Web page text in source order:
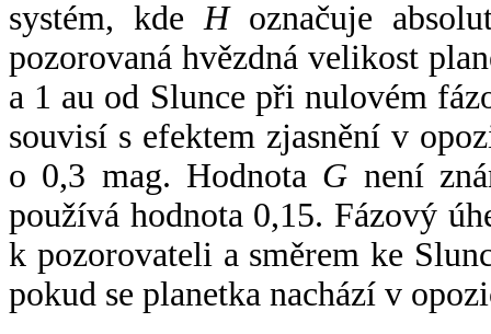
systém, kde Hoznačuje
pozorovaná hvězdná velikost
a 1 au od Slunce při nulovém
souvisí s efektem zjasnění v
o 0,3 mag. Hodnota G není
používá hodnota 0,15. Fázový
k pozorovateli a směrem ke
pokud se planetka nachází v